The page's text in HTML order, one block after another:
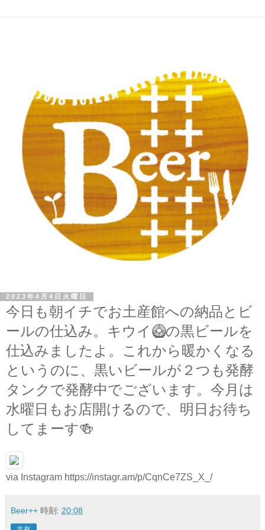
2023年4月4日火曜日
今日も朝イチでお土産館への納品とビ
ールの仕込み。キウイ🥝の黒ビールを
仕込みましたよ。これから暖かくなる
というのに、黒いビールが２つも発酵
タンクで発酵中でございます。今月は
水曜日もお店開けるので、明日お待ち
してまーす🍻
via Instagram https://instagr.am/p/CqnCe7ZS_X_/
Beer++ 時刻: 20:08